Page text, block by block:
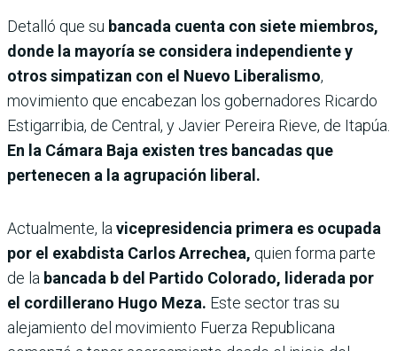
Detalló que su bancada cuenta con siete miembros,
donde la mayoría se considera independiente y
otros simpatizan con el Nuevo Liberalismo,
movimiento que encabezan los gobernadores Ricardo
Estigarribia, de Central, y Javier Pereira Rieve, de Itapúa.
En la Cámara Baja existen tres bancadas que
pertenecen a la agrupación liberal.
Actualmente, la vicepresidencia primera es ocupada
por el exabdista Carlos Arrechea, quien forma parte
de la bancada b del Partido Colorado, liderada por
el cordillerano Hugo Meza. Este sector tras su
alejamiento del movimiento Fuerza Republicana